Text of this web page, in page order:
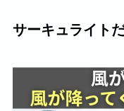
サーキュライト